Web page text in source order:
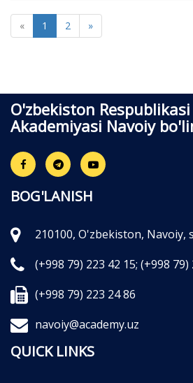
« 1 2 »
O'zbekiston
Akademiyasi Navoiy
BOG'LANISH
210100, O'zbekiston, Navoiy,
(+998 79) 223 42 15; (+998 79)
(+998 79) 223 24 86
navoiy@academy.uz
QUICK LINKS